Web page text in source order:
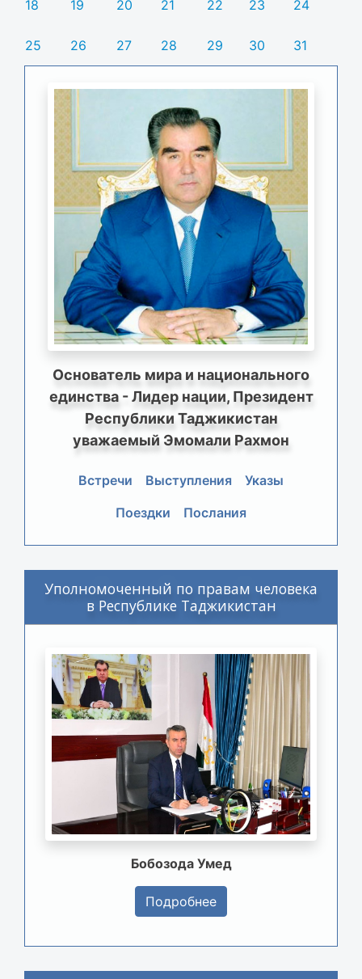
18 19 20 21 22 23 24
25 26 27 28 29 30 31
Основатель мира и национального
единства - Лидер нации, Президент
Республики Таджикистан
уважаемый Эмомали Рахмон
Встречи Выступления
Указы
Поездки
Послания
Уполномоченный по правам человека
в Республике Таджикистан
Бобозода Умед
Подробнее